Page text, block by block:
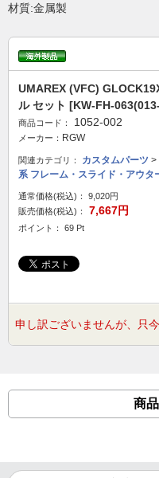
材質:金属製
UMAREX (VFC)
ル セット [KW-FH-
商品コード： 1052-002
メーカー： RGW
関連カテゴリ： カスタムパーツ >
系 フレーム・スライド・アウタ
通常価格(税込)：
9,020円
販売価格(税込)：
7,667円
ポイント： 69 Pt
申し訳ございませんが、只
商